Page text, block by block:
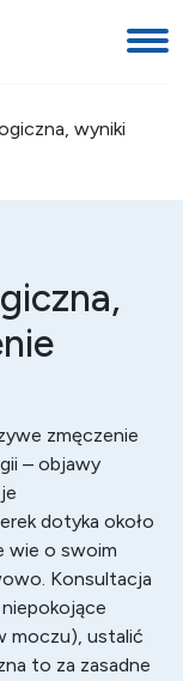
wyniki
zmęczenie
– objawy
dotyka około
wie o swoim
Konsultacja
moczu), ustalić
to za zasadne